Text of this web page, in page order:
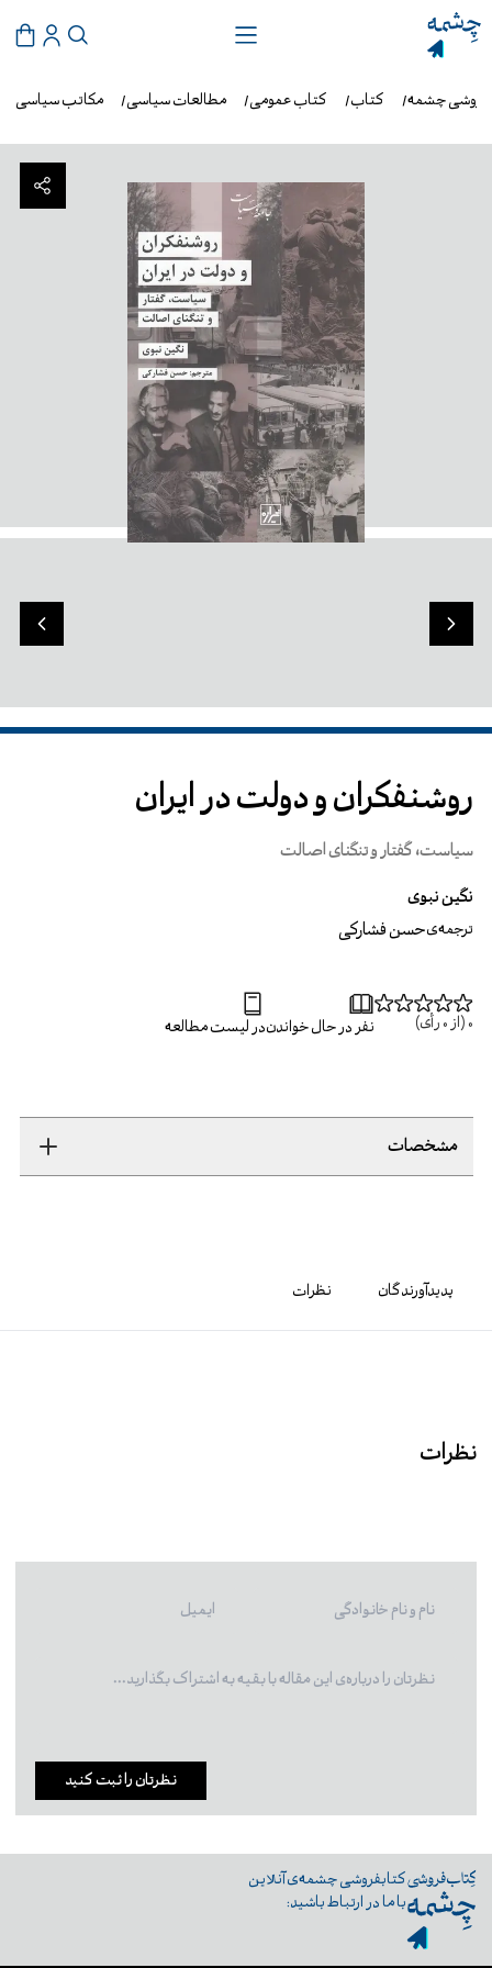
مکاتب سیاسی مطالعات سیاسی کتاب عمومی کتاب چشمه
روشنفکران و دولت در ایران
سیاست، گفتار و تنگنای اصالت
نگین نبوی
ترجمه‌یحسن فشارکی
0 (از 0 رأی) نفر در حال خواندندر لیست مطالعه
مشخصات
پدیدآورندگان نظرات
نظرات
نظرتان را ثبت کنید
کتابفروشی چشمه‌ی آنلاین
با ما در ارتباط باشید: